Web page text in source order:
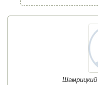
Шамрицкий